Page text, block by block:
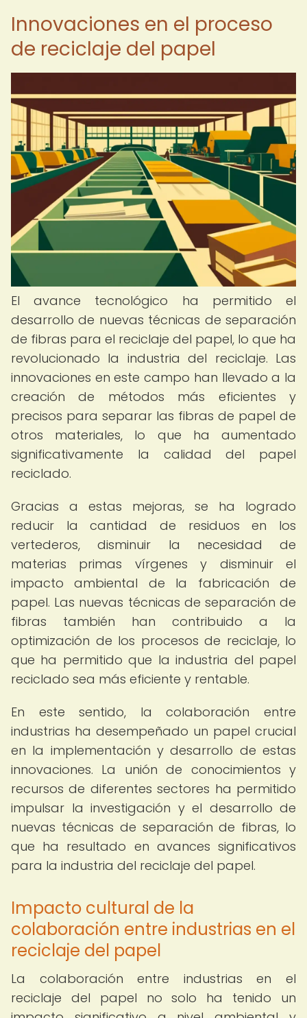
Innovaciones en el proceso
de reciclaje del papel
El avance tecnológico ha permitido el
desarrollo de nuevas técnicas de separación
de fibras para el reciclaje del papel, lo que ha
revolucionado la industria del reciclaje. Las
innovaciones en este campo han llevado a la
creación de métodos más eficientes y
precisos para separar las fibras de papel de
otros materiales, lo que ha aumentado
significativamente la calidad del papel
reciclado.
Gracias a estas mejoras, se ha logrado
reducir la cantidad de residuos en los
vertederos, disminuir la necesidad de
materias primas vírgenes y disminuir el
impacto ambiental de la fabricación de
papel. Las nuevas técnicas de separación de
fibras también han contribuido a la
optimización de los procesos de reciclaje, lo
que ha permitido que la industria del papel
reciclado sea más eficiente y rentable.
En este sentido, la colaboración entre
industrias ha desempeñado un papel crucial
en la implementación y desarrollo de estas
innovaciones. La unión de conocimientos y
recursos de diferentes sectores ha permitido
impulsar la investigación y el desarrollo de
nuevas técnicas de separación de fibras, lo
que ha resultado en avances significativos
para la industria del reciclaje del papel.
Impacto cultural de la
colaboración entre industrias en el
reciclaje del papel
La colaboración entre industrias en el
reciclaje del papel no solo ha tenido un